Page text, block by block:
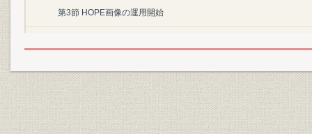
第3節 HOPE画像の運用開始
第3章 新人事・賃金制度と新年金制度
第1節 新人事・賃金制度
第2節 新年金制度